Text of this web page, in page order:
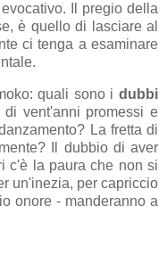
Il pregio della
è quello di lasciare al
ci tenga a esaminare
quali sono i dubbi
vent'anni promessi e
La fretta di
Il dubbio di aver
c'è la paura che non si
un'inezia, per capriccio
onore - manderanno a